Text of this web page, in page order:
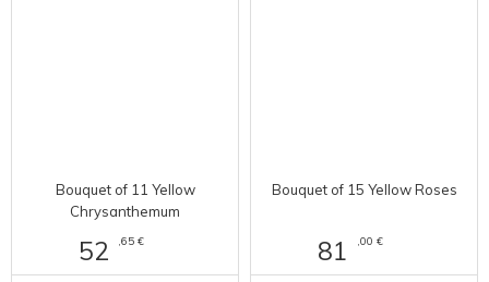
Bouquet of 11 Yellow
Chrysanthemum
52 ,65 €
Bouquet of 15 Yellow Roses
81 ,00 €